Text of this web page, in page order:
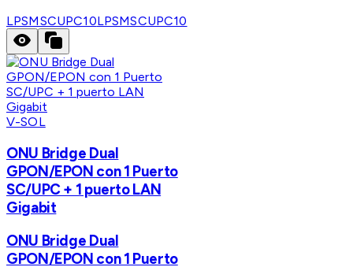
LPSMSCUPC10LPSMSCUPC10
V-SOL
ONU Bridge Dual
GPON/EPON con 1 Puerto
SC/UPC + 1 puerto LAN
Gigabit
ONU Bridge Dual
GPON/EPON con 1 Puerto